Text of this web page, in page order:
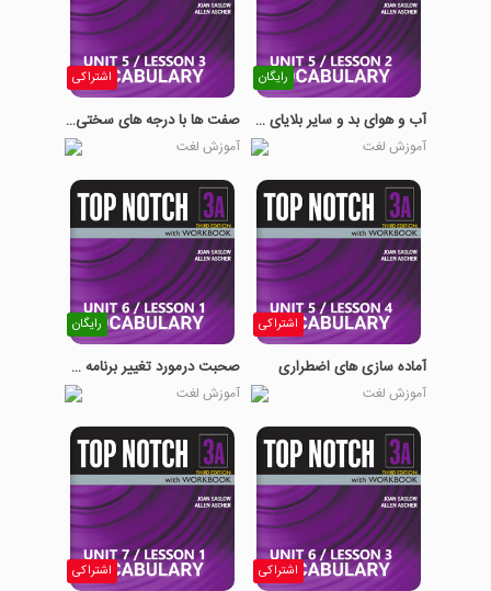
رایگان
آب و هوای بد و سایر بلایای طبیعی
آموزش لغت
اشتراکی
صفت ها با درجه های سختی مختلف
آموزش لغت
اشتراکی
آماده سازی های اضطراری
آموزش لغت
رایگان
صحبت درمورد تغییر برنامه ها و علایق
آموزش لغت
اشتراکی اشتراکی